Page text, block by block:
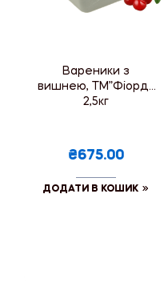
Вареники з
вишнею, ТМ”Фіорд”,
2,5кг
₴675.00
ДОДАТИ В КОШИК